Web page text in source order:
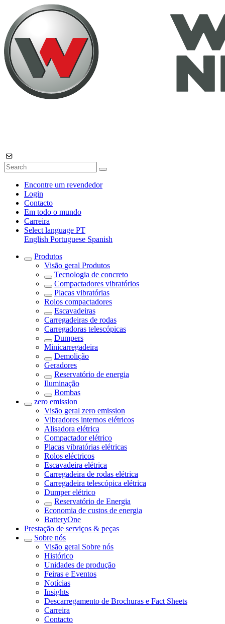
Encontre um revendedor
Login
Contacto
Em todo o mundo
Carreira
Select language PT
English Portuguese Spanish
Produtos
Visão geral Produtos
Tecnologia de concreto
Compactadores vibratórios
Placas vibratórias
Rolos compactadores
Escavadeiras
Carregadeiras de rodas
Carregadoras telescópicas
Dumpers
Minicarregadeira
Demolição
Geradores
Reservatório de energia
Iluminação
Bombas
zero emission
Visão geral zero emission
Vibradores internos elétricos
Alisadora elétrica
Compactador elétrico
Placas vibratórias elétricas
Rolos eléctricos
Escavadeira elétrica
Carregadeira de rodas elétrica
Carregadeira telescópica elétrica
Dumper elétrico
Reservatório de Energia
Economia de custos de energia
BatteryOne
Prestação de serviços & peças
Sobre nós
Visão geral Sobre nós
Histórico
Unidades de produção
Feiras e Eventos
Notícias
Insights
Descarregamento de Brochuras e Fact Sheets
Carreira
Contacto